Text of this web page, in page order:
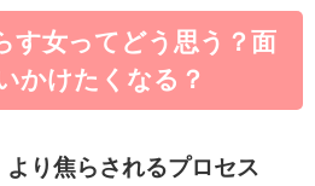
す女ってどう思う？面
かけたくなる？
より焦らされるプロセス